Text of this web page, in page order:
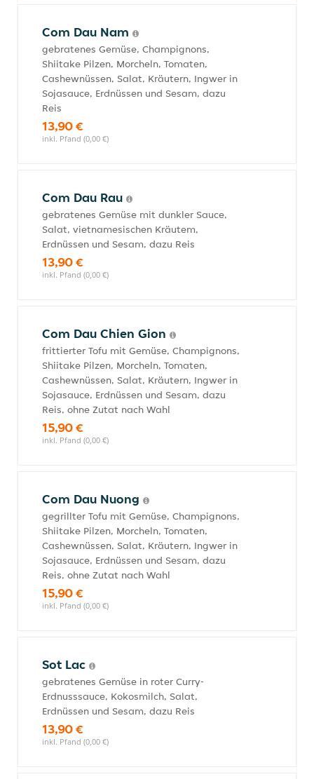
Com Dau Nam
gebratenes Gemüse, Champignons,
Shiitake Pilzen, Morcheln, Tomaten,
Cashewnüssen, Salat, Kräutern, Ingwer in
Sojasauce, Erdnüssen und Sesam, dazu
Reis
13,90 €
inkl. Pfand (0,00 €)
Com Dau Rau
gebratenes Gemüse mit dunkler Sauce,
Salat, vietnamesischen Kräutem,
Erdnüssen und Sesam, dazu Reis
13,90 €
inkl. Pfand (0,00 €)
Com Dau Chien Gion
frittierter Tofu mit Gemüse, Champignons,
Shiitake Pilzen, Morcheln, Tomaten,
Cashewnüssen, Salat, Kräutern, Ingwer in
Sojasauce, Erdnüssen und Sesam, dazu
Reis, ohne Zutat nach Wahl
15,90 €
inkl. Pfand (0,00 €)
Com Dau Nuong
gegrillter Tofu mit Gemüse, Champignons,
Shiitake Pilzen, Morcheln, Tomaten,
Cashewnüssen, Salat, Kräutern, Ingwer in
Sojasauce, Erdnüssen und Sesam, dazu
Reis, ohne Zutat nach Wahl
15,90 €
inkl. Pfand (0,00 €)
Sot Lac
gebratenes Gemüse in roter Curry-
Erdnusssauce, Kokosmilch, Salat,
Erdnüssen und Sesam, dazu Reis
13,90 €
inkl. Pfand (0,00 €)